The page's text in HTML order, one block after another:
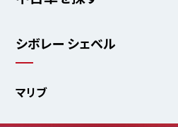
シボレー シェベル
マリブ